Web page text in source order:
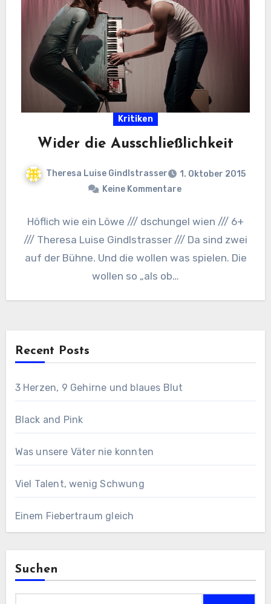
Kritiken
Wider die Ausschließlichkeit
Theresa Luise Gindlstrasser
1. Oktober 2015
Keine Kommentare
Höflich wie ein Löwe /// dschungel wien /// 6+
/// Theresa Luise Gindlstrasser /// Da sind zwei
auf der Bühne. Und die wollen was spielen. Die
wollen so „als ob…
Recent Posts
3 Herzen, 9 Gehirne und blaues Blut
Black and Pink
Was unsere Väter nie konnten
Viel Talent, wenig Schwung
Einem Fiebertraum gleich
Suchen